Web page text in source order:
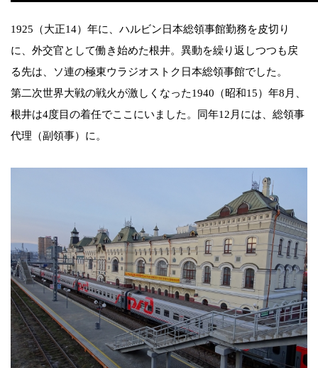
1925（大正14）年に、ハルビン日本総領事館勤務を皮切り
に、外交官として働き始めた根井。異動を繰り返しつつも戻
る先は、ソ連の極東ウラジオストク日本総領事館でした。
第二次世界大戦の戦火が激しくなった1940（昭和15）年8月、
根井は4度目の着任でここにいました。同年12月には、総領事
代理（副領事）に。